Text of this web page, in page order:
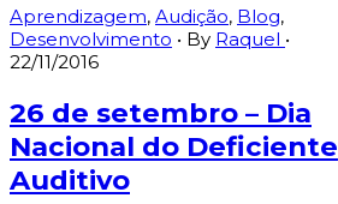
Aprendizagem, Audição, Blog,
Desenvolvimento • By Raquel •
22/11/2016
26 de setembro – Dia
Nacional do Deficiente
Auditivo